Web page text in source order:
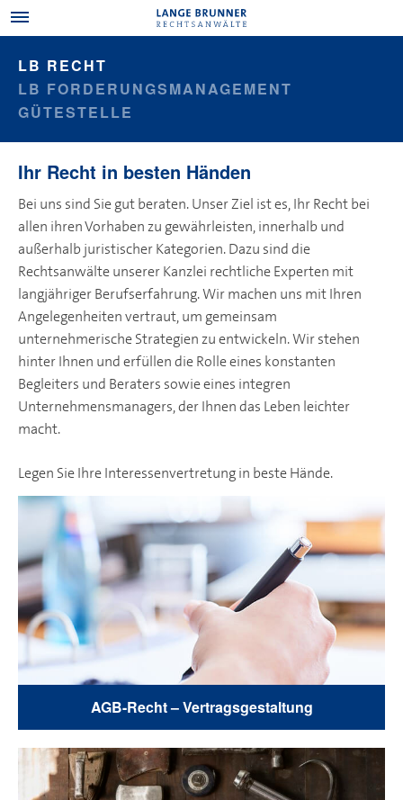
LB RECHT
LB FORDERUNGSMANAGEMENT
GÜTESTELLE
Ihr Recht in besten Händen
Bei uns sind Sie gut beraten. Unser Ziel ist es, Ihr Recht bei
allen ihren Vorhaben zu gewährleisten, innerhalb und
außerhalb juristischer Kategorien. Dazu sind die
Rechtsanwälte unserer Kanzlei rechtliche Experten mit
langjähriger Berufserfahrung. Wir machen uns mit Ihren
Angelegenheiten vertraut, um gemeinsam
unternehmerische Strategien zu entwickeln. Wir stehen
hinter Ihnen und erfüllen die Rolle eines konstanten
Begleiters und Beraters sowie eines integren
Unternehmensmanagers, der Ihnen das Leben leichter
macht.
Legen Sie Ihre Interessenvertretung in beste Hände.
AGB-Recht – Vertragsgestaltung